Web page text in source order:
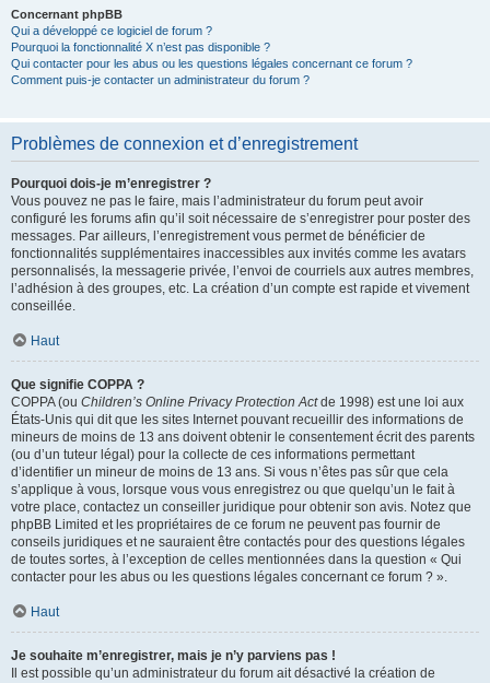
Concernant phpBB
Qui a développé ce logiciel de forum ?
Pourquoi la fonctionnalité X n’est pas disponible ?
Qui contacter pour les abus ou les questions légales concernant ce forum ?
Comment puis-je contacter un administrateur du forum ?
Problèmes de connexion et d’enregistrement
Pourquoi dois-je m’enregistrer ?
Vous pouvez ne pas le faire, mais l’administrateur du forum peut avoir
configuré les forums afin qu’il soit nécessaire de s’enregistrer pour poster des
messages. Par ailleurs, l’enregistrement vous permet de bénéficier de
fonctionnalités supplémentaires inaccessibles aux invités comme les avatars
personnalisés, la messagerie privée, l’envoi de courriels aux autres membres,
l’adhésion à des groupes, etc. La création d’un compte est rapide et vivement
conseillée.
Haut
Que signifie COPPA ?
COPPA (ou Children’s Online Privacy Protection Actde 1998) est une loi aux
États-Unis qui dit que les sites Internet pouvant recueillir des informations de
mineurs de moins de 13 ans doivent obtenir le consentement écrit des parents
(ou d’un tuteur légal) pour la collecte de ces informations permettant
d’identifier un mineur de moins de 13 ans. Si vous n’êtes pas sûr que cela
s’applique à vous, lorsque vous vous enregistrez ou que quelqu’un le fait à
votre place, contactez un conseiller juridique pour obtenir son avis. Notez que
phpBB Limited et les propriétaires de ce forum ne peuvent pas fournir de
conseils juridiques et ne sauraient être contactés pour des questions légales
de toutes sortes, à l’exception de celles mentionnées dans la question « Qui
contacter pour les abus ou les questions légales concernant ce forum ? ».
Haut
Je souhaite m’enregistrer, mais je n’y parviens pas !
Il est possible qu’un administrateur du forum ait désactivé la création de